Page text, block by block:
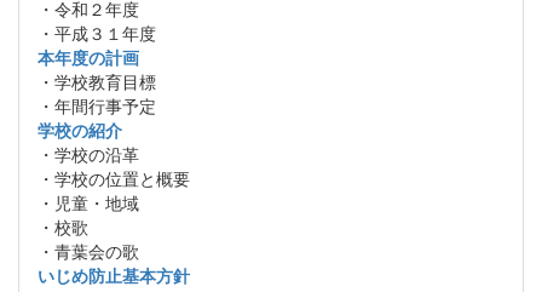
・令和２年度
・平成３１年度
本年度の計画
・学校教育目標
・年間行事予定
学校の紹介
・学校の沿革
・学校の位置と概要
・児童・地域
・校歌
・青葉会の歌
いじめ防止基本方針